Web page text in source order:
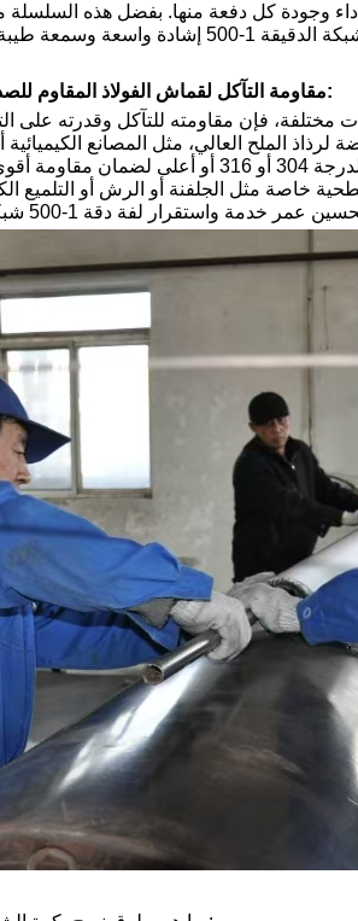
شاملة على لفات الشبكة الدقيقة 1-500 لضمان ثبات أداء وجودة كل دفعة منها.
مقاومة التآكل لقماش الفولاذ المقاوم للصدأ ذو الشبكة الدقيقة:
مختلفة، فإن مقاومته للتآكل وقدرته على
الملح العالي، مثل المصانع الكيميائية
أنظمة معالجة مياه الصرف الصحي، يُنصح باختيار مواد الفولاذ المقاوم للصدأ من
خاصة مثل الجلفنة أو الرش أو التلميع